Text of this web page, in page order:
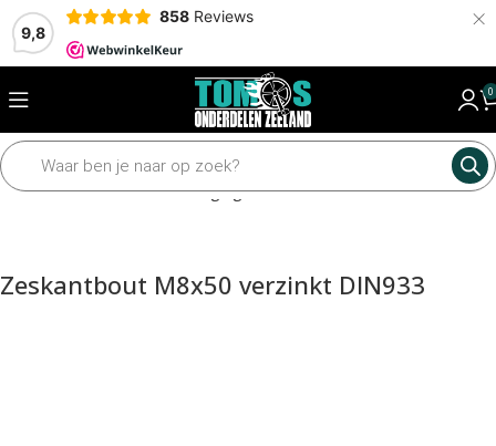
9,8
858 Reviews ×
0
Home Framedelen Bevestiging materiaal Bouten
Zeskantbout M8x50 verzinkt DIN933